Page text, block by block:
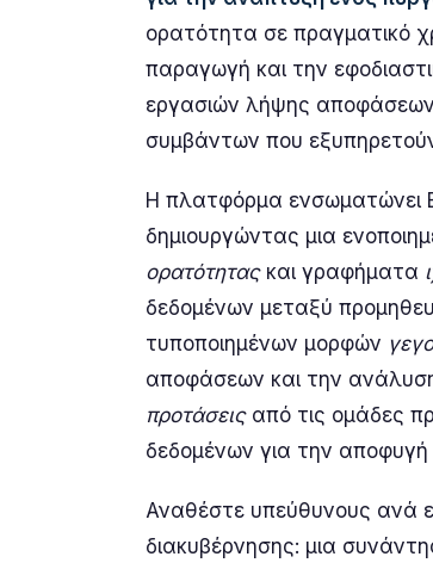
ορατότητα σε πραγματικό
παραγωγή και την
εργασιών λήψης αποφάσεων,
συμβάντων που εξυπηρετούν
Η πλατφόρμα ενσωματώνει
δημιουργώντας μια
ορατότηταςκαι γραφήματα
δεδομένων μεταξύ
τυποποιημένων μορφών
αποφάσεων και την
προτάσειςαπό τις ομάδες
δεδομένων για την
Αναθέστε υπεύθυνους ανά
διακυβέρνησης: μια